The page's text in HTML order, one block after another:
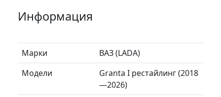
Информация
Марки
ВАЗ (LADA)
Модели
Granta I рестайлинг (2018
—2026)